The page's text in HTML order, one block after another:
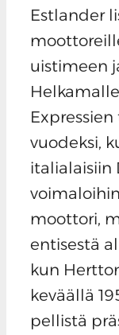
Estlander
uistimeen
vuodeksi,
italialaisiin
moottori,
entisestä
kun
keväällä
pellistä